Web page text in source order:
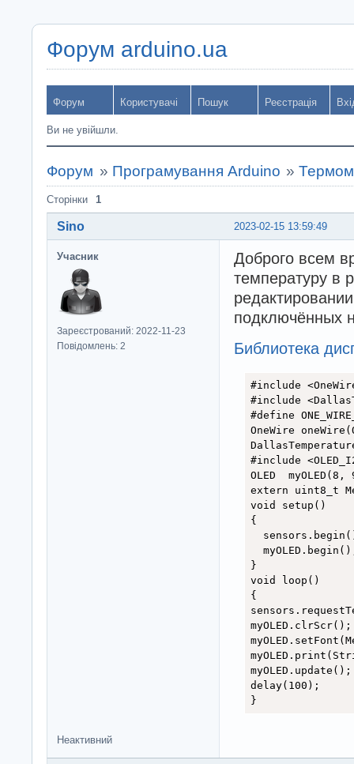
Форум arduino.ua
Форум Користувачі Пошук Реєстрація
Ви не увійшли.
Форум » Програмування Arduino »
Сторінки 1
2023-02-15 13:59:49
Sino
Учасник
Зареєстрований: 2022-11-23
Повідомлень: 2
Доброго всем
температуру в
подключённых
Библиотека
#include
#include
#define
OneWire
#include
OLED
extern uint8_t
void setup()
{
}
void loop()
{
myOLED.update();
delay(100);
}
Неактивний